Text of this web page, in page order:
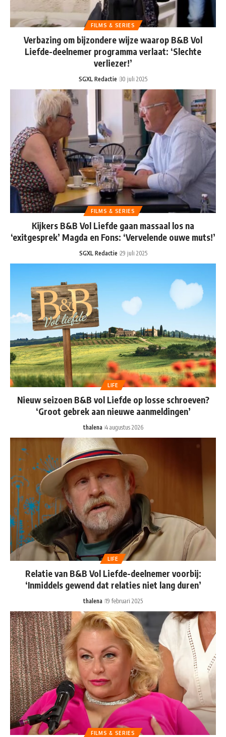
FILMS & SERIES
Verbazing om bijzondere wijze waarop B&B Vol
Liefde-deelnemer programma verlaat: ‘Slechte
verliezer!’
SGXL Redactie 30 juli 2025
FILMS & SERIES
Kijkers B&B Vol Liefde gaan massaal los na
‘exitgesprek’ Magda en Fons: ‘Vervelende ouwe muts!’
SGXL Redactie 29 juli 2025
LIFE
Nieuw seizoen B&B vol Liefde op losse schroeven?
‘Groot gebrek aan nieuwe aanmeldingen’
thalena 4 augustus 2026
LIFE
Relatie van B&B Vol Liefde-deelnemer voorbij:
‘Inmiddels gewend dat relaties niet lang duren’
thalena 19 februari 2025
FILMS & SERIES